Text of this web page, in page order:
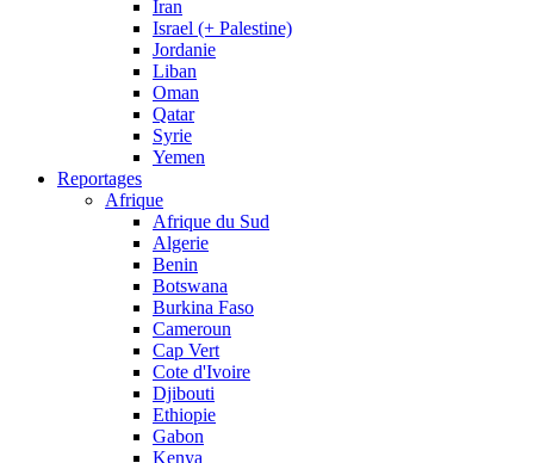
Iran
Israel (+ Palestine)
Jordanie
Liban
Oman
Qatar
Syrie
Yemen
Reportages
Afrique
Afrique du Sud
Algerie
Benin
Botswana
Burkina Faso
Cameroun
Cap Vert
Cote d'Ivoire
Djibouti
Ethiopie
Gabon
Kenya